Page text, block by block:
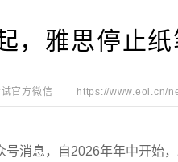
，雅思停止纸
官方微信 https://www.eol.cn/
息，自2026年年中开始，